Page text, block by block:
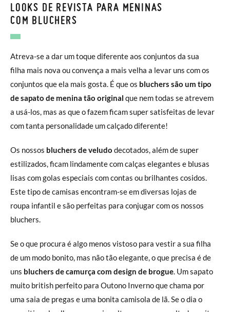
LOOKS DE REVISTA PARA MENINAS
COM BLUCHERS
Atreva-se a dar um toque diferente aos conjuntos da sua
filha mais nova ou convença a mais velha a levar uns com os
conjuntos que ela mais gosta. É que os bluchers são um tipo
de sapato de menina tão original que nem todas se atrevem
a usá-los, mas as que o fazem ficam super satisfeitas de levar
com tanta personalidade um calçado diferente!
Os nossos bluchers de veludo decotados, além de super
estilizados, ficam lindamente com calças elegantes e blusas
lisas com golas especiais com contas ou brilhantes cosidos.
Este tipo de camisas encontram-se em diversas lojas de
roupa infantil e são perfeitas para conjugar com os nossos
bluchers.
Se o que procura é algo menos vistoso para vestir a sua filha
de um modo bonito, mas não tão elegante, o que precisa é de
uns bluchers de camurça com design de brogue. Um sapato
muito british perfeito para Outono Inverno que chama por
uma saia de pregas e uma bonita camisola de lã. Se o dia o